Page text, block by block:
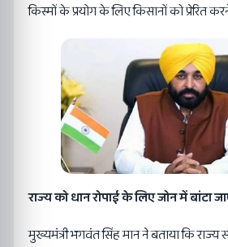
किस्मों के प्रयोग के लिए किसानों को प्रेरित
राज्य को धान रोपाई के लिए जोन में बांटा
मुख्यमंत्री भगवंत सिंह मान ने बताया कि राज्य